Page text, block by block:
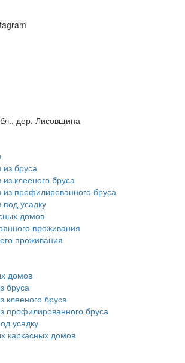
дер. Лисовщина
бруса
клееного бруса
профилированного бруса
усадку
домов
проживания
проживания
домов
бруса
клееного бруса
профилированного бруса
усадку
каркасных домов